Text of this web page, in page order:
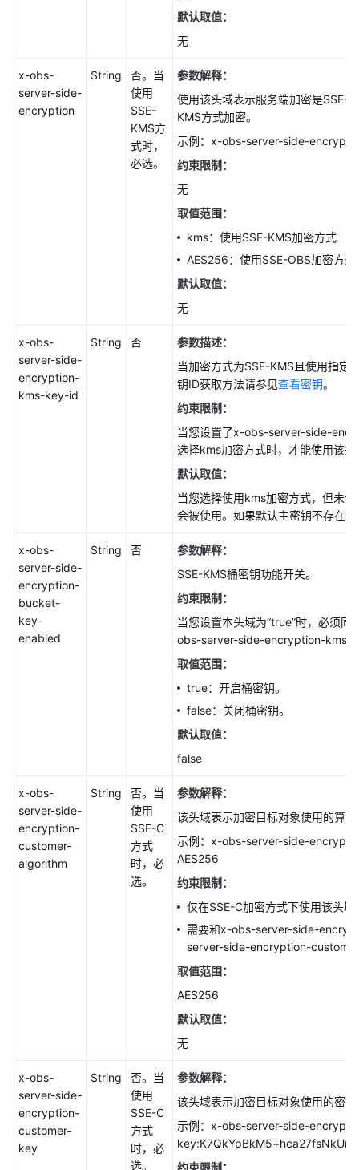
默认取值：
无
x-obs-
server-side-
encryption
String
否。当
使用
SSE-
KMS方
式时，
必选。
参数解释：
使用该头域表示服务端加密是SSE-
KMS方式加密。
示例：x-obs-server-side-
约束限制：
无
取值范围：
kms：使用SSE-KMS加密方式
AES256：使用SSE-OBS加密方
默认取值：
无
x-obs-
server-side-
encryption-
kms-key-id
String 否
参数描述：
当加密方式为SSE-KMS且使用指定
钥ID获取方法请参见查看密钥。
约束限制：
当您设置了x-obs-server-side-
选择kms加密方式时，才能使用该
默认取值：
当您选择使用kms加密方式，但未
会被使用。如果默认主密钥不存在
x-obs-
server-side-
encryption-
bucket-
key-
enabled
String 否
参数解释：
SSE-KMS桶密钥功能开关。
约束限制：
当您设置本头域为“true”时，必须
obs-server-side-encryption-kms-
取值范围：
true：开启桶密钥。
false：关闭桶密钥。
默认取值：
false
x-obs-
server-side-
encryption-
customer-
algorithm
String
否。当
使用
SSE-C
方式
时，必
选。
参数解释：
该头域表示加密目标对象使用的算法
示例：x-obs-server-side-
AES256
约束限制：
仅在SSE-C加密方式下使用该头域
需要和x-obs-server-side-
server-side-encryption-
取值范围：
AES256
默认取值：
无
x-obs-
server-side-
encryption-
customer-
key
String
否。当
使用
SSE-C
方式
时，必
选。
参数解释：
该头域表示加密目标对象使用的密钥
示例：x-obs-server-side-
约束限制：